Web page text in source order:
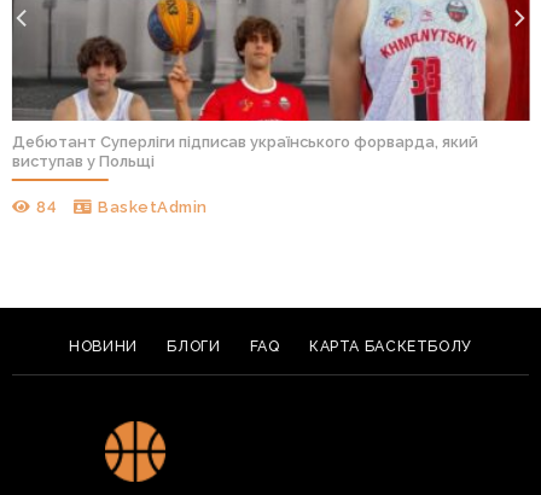
Дебютант Суперліги підписав українського форварда, який
виступав у Польщі
84 BasketAdmin
НОВИНИ БЛОГИ FAQ КАРТА БАСКЕТБОЛУ